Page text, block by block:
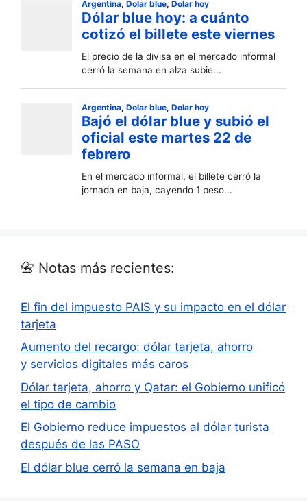
📇 Notas más recientes:
El fin del impuesto PAIS y su impacto en el dólar
tarjeta
Aumento del recargo: dólar tarjeta, ahorro
y servicios digitales más caros
Dólar tarjeta, ahorro y Qatar: el Gobierno unificó
el tipo de cambio
El Gobierno reduce impuestos al dólar turista
después de las PASO
El dólar blue cerró la semana en baja